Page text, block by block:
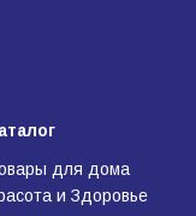
для дома
и Здоровье